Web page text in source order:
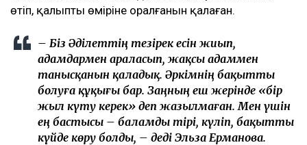
өтіп, қалыпты өміріне оралғанын қалаған.
– Біз Әділеттің тезірек есін жиып,
адамдармен араласып, жақсы адаммен
танысқанын қаладық. Әркімнің бақытты
болуға құқығы бар. Заңның еш жерінде «бір
жыл күту керек» деп жазылмаған. Мен үшін
ең бастысы – баламды тірі, күліп, бақытты
күйде көру болды, – деді Эльза Ерманова.